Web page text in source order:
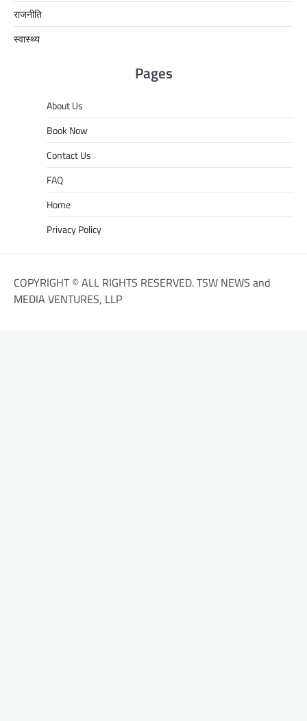
राजनीति
स्वास्थ्य
Pages
About Us
Book Now
Contact Us
FAQ
Home
Privacy Policy
COPYRIGHT © ALL RIGHTS RESERVED. TSW NEWS and
MEDIA VENTURES, LLP